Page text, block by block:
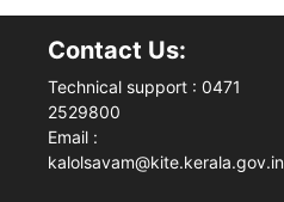
Contact Us:
Technical support : 0471
2529800
Email :
kalolsavam@kite.kerala.gov.in